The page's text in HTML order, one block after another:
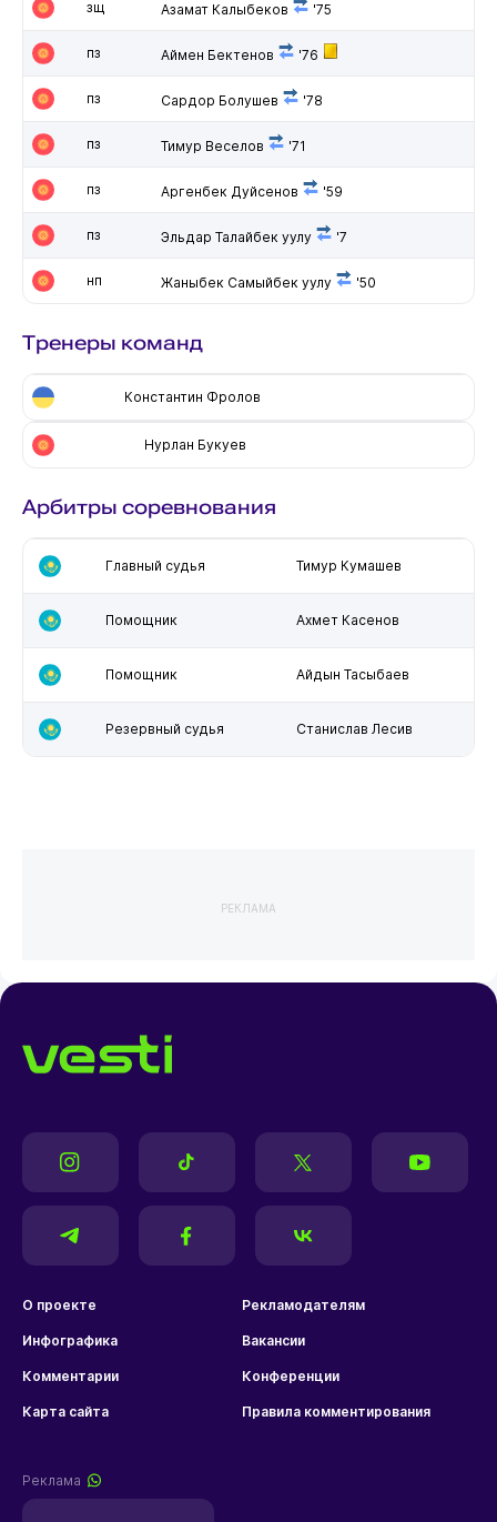
зщ Азамат Калыбеков '75
пз Аймен Бектенов '76
пз Сардор Болушев '78
пз Тимур Веселов '71
пз Аргенбек Дуйсенов '59
пз Эльдар Талайбек уулу '7
нп Жаныбек Самыйбек уулу '50
Тренеры команд
Константин Фролов
Нурлан Букуев
Арбитры соревнования
Главный судья Тимур Кумашев
Помощник Ахмет Касенов
Помощник Айдын Тасыбаев
Резервный судья Станислав Лесив
РЕКЛАМА
О проекте Рекламодателям
Инфографика Вакансии
Комментарии Конференции
Карта сайта Правила комментирования
Реклама